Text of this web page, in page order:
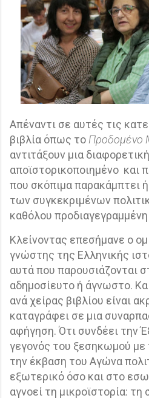
Απέναντι σε αυτές τις
βιβλία όπως το Προδομένο
αντιτάξουν μια
αποϊστορικοποιημένο και
που σκόπιμα παρακάμπτει
των συγκεκριμένων
καθόλου προδιαγεγραμμένη
Κλείνοντας επεσήμανε ο
γνώστης της Ελληνικής
αυτά που παρουσιάζονται
αδημοσίευτο ή άγνωστο.
ανά χείρας βιβλίου είναι
καταγράφει σε μια
αφήγηση. Ότι συνδέει την
γεγονός του ξεσηκωμού με
την έκβαση του Αγώνα
εξωτερικό όσο και στο
αγνοεί τη μικροϊστορία: τη